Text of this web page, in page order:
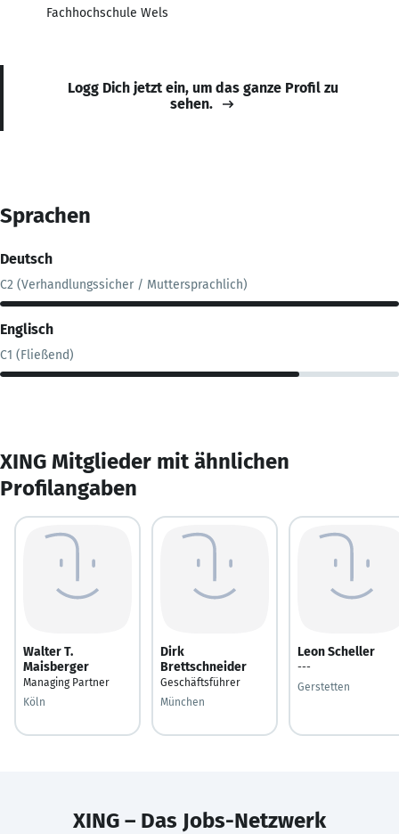
Fachhochschule Wels
Logg Dich jetzt ein, um das ganze Profil zu
sehen.
Sprachen
Deutsch
C2 (Verhandlungssicher / Muttersprachlich)
Englisch
C1 (Fließend)
XING Mitglieder mit ähnlichen
Profilangaben
Walter T.
Maisberger
Managing Partner
Köln
Dirk
Brettschneider
Geschäftsführer
München
Leon Scheller
---
Gerstetten
XING – Das Jobs-Netzwerk